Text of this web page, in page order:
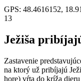
GPS: 48.4616152,
13
Ježiša
Zastavenie
na ktorý už pribíjajú
hore) vŕta do kríža